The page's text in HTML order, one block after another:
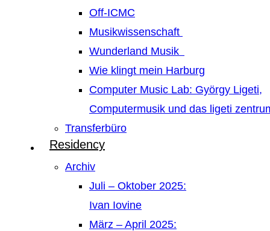
Off-ICMC
Musikwissenschaft
Wunderland Musik
Wie klingt mein Harburg
Computer Music Lab: György Ligeti,
Computermusik und das ligeti
Transferbüro
Residency
Archiv
Juli – Oktober 2025:
Ivan Iovine
März – April 2025: